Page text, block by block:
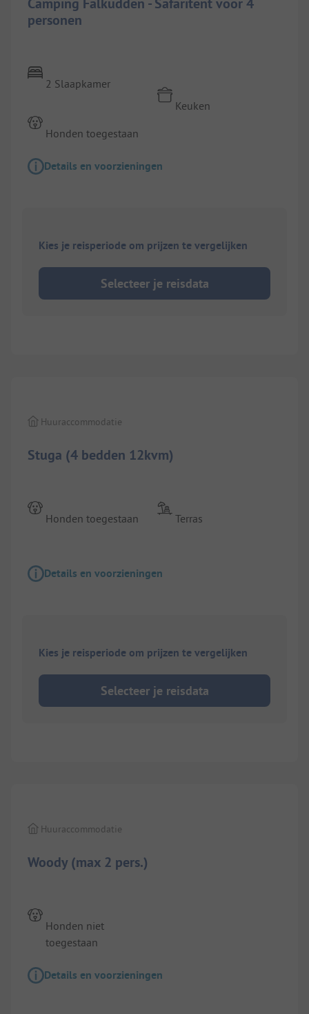
personen
2 Slaapkamer
Honden toegestaan
Keuken
Details en voorzieningen
Kies je reisperiode om prijzen te vergelijken
Selecteer je reisdata
Stuga (4 bedden 12kvm)
Huuraccommodatie
Honden toegestaan Terras
Details en voorzieningen
Kies je reisperiode om prijzen te vergelijken
Selecteer je reisdata
Woody (max 2 pers.)
Huuraccommodatie
Honden niet
toegestaan
Details en voorzieningen